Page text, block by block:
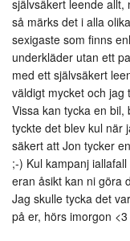
självsäkert leende allt,
så märks det i alla
sexigaste som finns
underkläder utan ett
med ett självsäkert
väldigt mycket och jag
Vissa kan tycka en
tyckte det blev kul när
säkert att Jon tycker
;-) Kul kampanj
eran åsikt kan ni göra
Jag skulle tycka det
på er, hörs imorgon <3